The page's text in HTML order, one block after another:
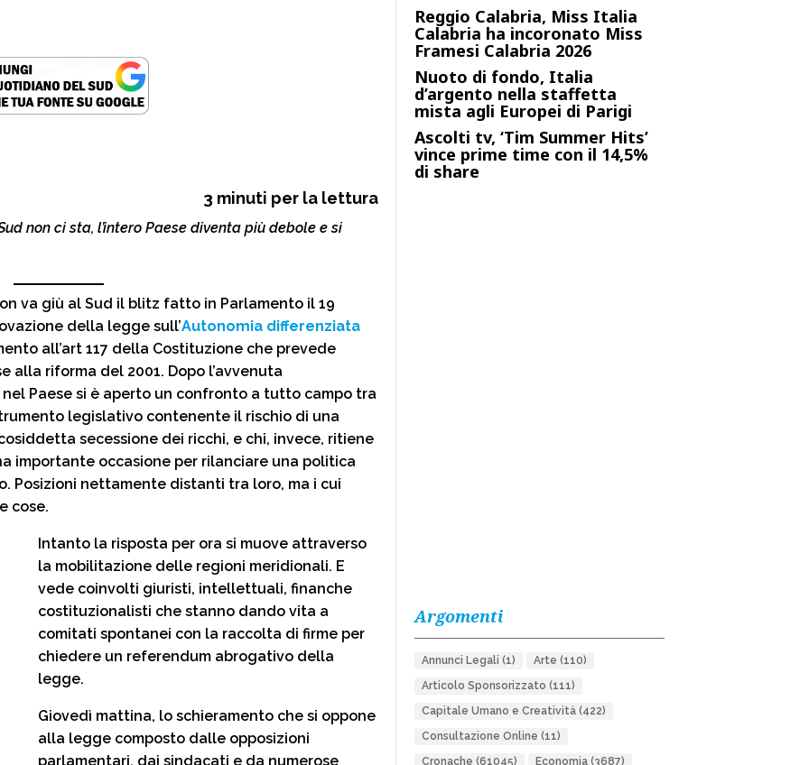
3 minuti per la lettura
non ci sta, l’intero Paese diventa più debole e si
va giù al Sud il blitz fatto in Parlamento il 19
della legge sull’Autonomia differenziata
all’art 117 della Costituzione che prevede
alla riforma del 2001. Dopo l’avvenuta
Paese si è aperto un confronto a tutto campo tra
legislativo contenente il rischio di una
secessione dei ricchi, e chi, invece, ritiene
importante occasione per rilanciare una politica
Posizioni nettamente distanti tra loro, ma i cui
cose.
Intanto la risposta per ora si muove attraverso
la mobilitazione delle regioni meridionali. E
vede coinvolti giuristi, intellettuali, finanche
costituzionalisti che stanno dando vita a
comitati spontanei con la raccolta di firme per
chiedere un referendum abrogativo della
legge.
Giovedì mattina, lo schieramento che si oppone
alla legge composto dalle opposizioni
parlamentari, dai sindacati e da numerose
Reggio Calabria, Miss Italia
Calabria ha incoronato Miss
Framesi Calabria 2026
Nuoto di fondo, Italia
d’argento nella staffetta
mista agli Europei di Parigi
Ascolti tv, ‘Tim Summer Hits’
vince prime time con il 14,5%
di share
Argomenti
Annunci Legali (1) Arte (110)
Articolo Sponsorizzato (111)
Capitale Umano e Creatività(422)
Consultazione Online (11)
Cronache (61045) Economia(3687)